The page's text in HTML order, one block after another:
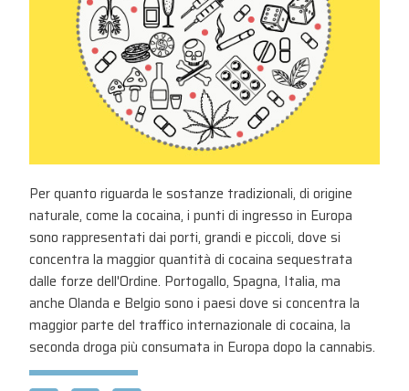
Per quanto riguarda le sostanze tradizionali, di origine
naturale, come la cocaina, i punti di ingresso in Europa
sono rappresentati dai porti, grandi e piccoli, dove si
concentra la maggior quantità di cocaina sequestrata
dalle forze dell'Ordine. Portogallo, Spagna, Italia, ma
anche Olanda e Belgio sono i paesi dove si concentra la
maggior parte del traffico internazionale di cocaina, la
seconda droga più consumata in Europa dopo la cannabis.